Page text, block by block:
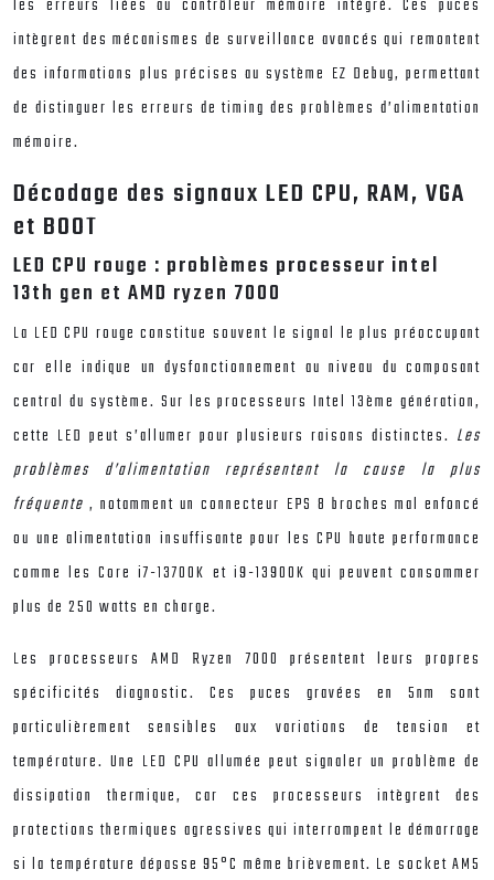
intègrent des mécanismes de surveillance avancés qui remontent
des informations plus précises au système EZ Debug, permettant
de distinguer les erreurs de timing des problèmes d’alimentation
mémoire.
Décodage des signaux LED CPU, RAM, VGA
et BOOT
LED CPU rouge : problèmes processeur intel
13th gen et AMD ryzen 7000
La LED CPU rouge constitue souvent le signal le plus préoccupant
car elle indique un dysfonctionnement au niveau du composant
central du système. Sur les processeurs Intel 13ème génération,
cette LED peut s’allumer pour plusieurs raisons distinctes. Les
problèmes d’alimentation représentent la cause la plus
fréquente, notamment un connecteur EPS 8 broches mal enfoncé
ou une alimentation insuffisante pour les CPU haute performance
comme les Core i7-13700K et i9-13900K qui peuvent consommer
plus de 250 watts en charge.
Les processeurs AMD Ryzen 7000 présentent leurs propres
spécificités diagnostic. Ces puces gravées en 5nm sont
particulièrement sensibles aux variations de tension et
température. Une LED CPU allumée peut signaler un problème de
dissipation thermique, car ces processeurs intègrent des
protections thermiques agressives qui interrompent le démarrage
si la température dépasse 95°C même brièvement. Le socket AM5